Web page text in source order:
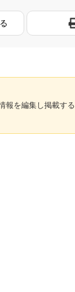
を編集し掲載する